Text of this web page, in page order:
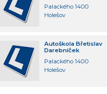
Palackého 1400
Holešov
Autoškola Břetislav
Darebníček
Palackého 1400
Holešov